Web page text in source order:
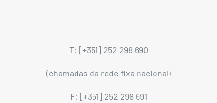
T: [+351] 252 298 690
(chamadas da rede fixa nacional)
F: [+351] 252 298 691